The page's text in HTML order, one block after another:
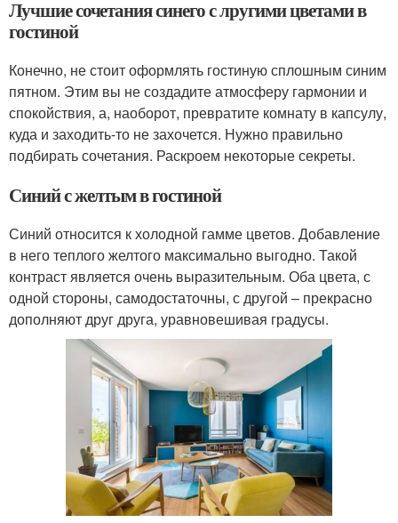
Лучшие сочетания синего с лругими цветами в
гостиной
Конечно, не стоит оформлять гостиную сплошным синим
пятном. Этим вы не создадите атмосферу гармонии и
спокойствия, а, наоборот, превратите комнату в капсулу,
куда и заходить-то не захочется. Нужно правильно
подбирать сочетания. Раскроем некоторые секреты.
Синий с желтым в гостиной
Синий относится к холодной гамме цветов. Добавление
в него теплого желтого максимально выгодно. Такой
контраст является очень выразительным. Оба цвета, с
одной стороны, самодостаточны, с другой – прекрасно
дополняют друг друга, уравновешивая градусы.